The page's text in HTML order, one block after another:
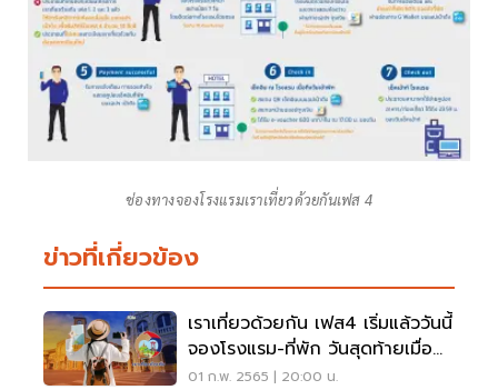
ช่องทางจองโรงแรมเราเที่ยวด้วยกันเฟส 4
ข่าวที่เกี่ยวข้อง
เราเที่ยวด้วยกัน เฟส4 เริ่มแล้ววันนี้
จองโรงแรม-ที่พัก วันสุดท้ายเมื่อ
ไหร่
01 ก.พ. 2565 | 20:00 น.